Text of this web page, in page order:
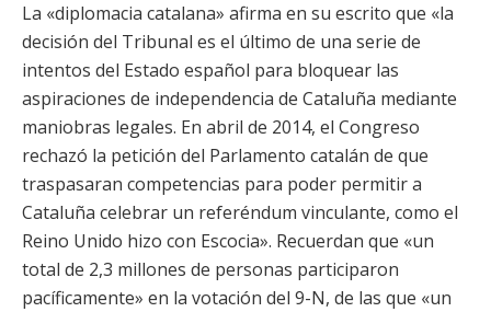
La «diplomacia catalana» afirma en su escrito que «la
decisión del Tribunal es el último de una serie de
intentos del Estado español para bloquear las
aspiraciones de independencia de Cataluña mediante
maniobras legales. En abril de 2014, el Congreso
rechazó la petición del Parlamento catalán de que
traspasaran competencias para poder permitir a
Cataluña celebrar un referéndum vinculante, como el
Reino Unido hizo con Escocia». Recuerdan que «un
total de 2,3 millones de personas participaron
pacíficamente» en la votación del 9-N, de las que «un